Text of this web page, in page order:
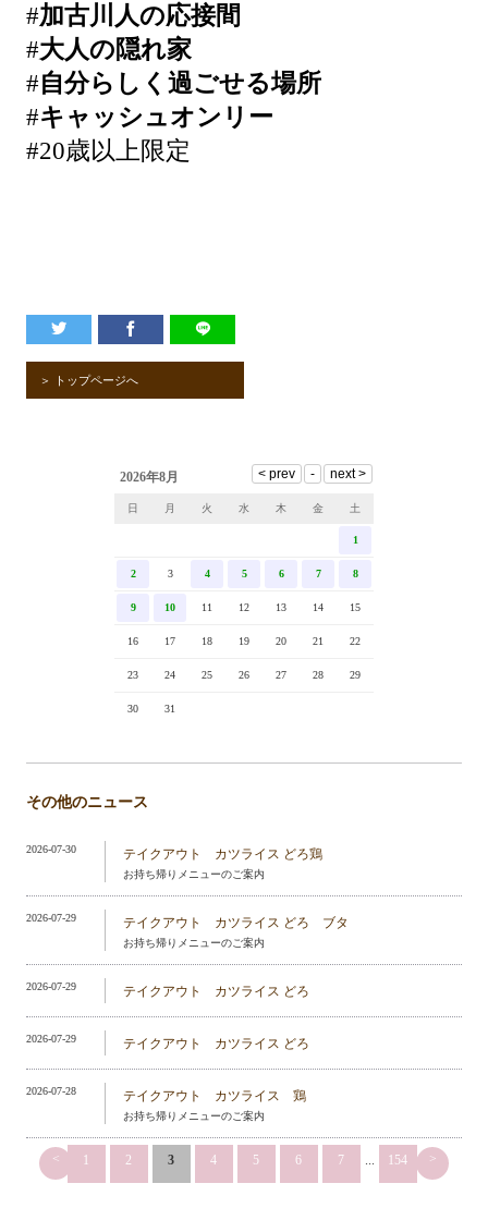
#加古川人の応接間
#大人の隠れ家
#自分らしく過ごせる場所
#キャッシュオンリー
#20歳以上限定
＞ トップページへ
2026年8月
日 月 火 水 木 金 土
1
2 3 4 5 6 7 8
9 10 11 12 13 14 15
16 17 18 19 20 21 22
23 24 25 26 27 28 29
30 31
その他のニュース
2026-07-30 テイクアウト カツライス どろ鶏
お持ち帰りメニューのご案内
2026-07-29 テイクアウト カツライス どろ ブタ
お持ち帰りメニューのご案内
2026-07-29 テイクアウト カツライス どろ
2026-07-29 テイクアウト カツライス どろ
2026-07-28 テイクアウト カツライス 鶏
お持ち帰りメニューのご案内
< 1 2 3 4 5 6 7 ... 154 >